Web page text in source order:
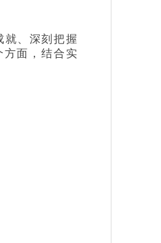
就、深刻把握
方面，结合实